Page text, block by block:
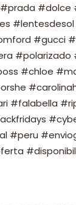
#dolce
#gucci
#polarizado
#chloe
#falabella
#peru